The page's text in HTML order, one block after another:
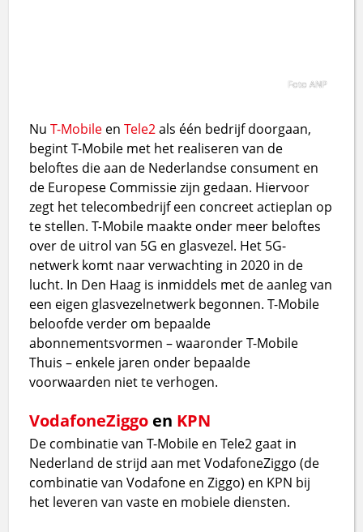
Foto ANP
NuT-Mobile enTele2als één bedrijf doorgaan,
begint T-Mobile met het realiseren van de
beloftes die aan de Nederlandse consument en
de Europese Commissie zijn gedaan. Hiervoor
zegt het telecombedrijf een concreet actieplan op
te stellen. T-Mobile maakte onder meer beloftes
over de uitrol van 5G en glasvezel. Het 5G-
netwerk komt naar verwachting in 2020 in de
lucht. In Den Haag is inmiddels met de aanleg van
een eigen glasvezelnetwerk begonnen. T-Mobile
beloofde verder om bepaalde
abonnementsvormen – waaronder T-Mobile
Thuis – enkele jaren onder bepaalde
voorwaarden niet te verhogen.
VodafoneZiggo en KPN
De combinatie van T-Mobile en Tele2 gaat in
Nederland de strijd aan met VodafoneZiggo (de
combinatie van Vodafone en Ziggo) en KPN bij
het leveren van vaste en mobiele diensten.